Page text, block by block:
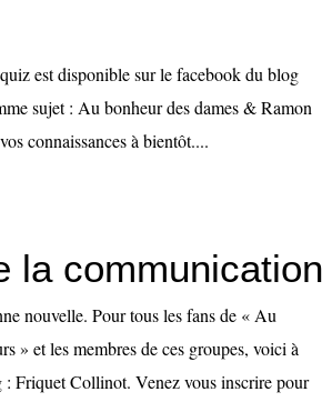
est disponible sur le facebook du blog
sujet : Au bonheur des dames & Ramon
connaissances à bientôt....
la communication
nouvelle. Pour tous les fans de « Au
» et les membres de ces groupes, voici à
: Friquet Collinot. Venez vous inscrire pour